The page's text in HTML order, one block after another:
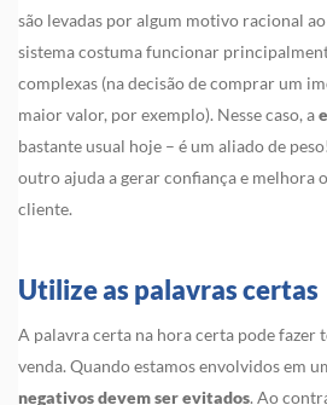
são levadas por algum motivo racional
sistema costuma funcionar
complexas (na decisão de comprar um
maior valor, por exemplo). Nesse caso, a
bastante usual hoje – é um aliado de
outro ajuda a gerar confiança e melhora
cliente.
Utilize as palavras certas
A palavra certa na hora certa pode fazer
venda. Quando estamos envolvidos em
negativos devem ser evitados. Ao